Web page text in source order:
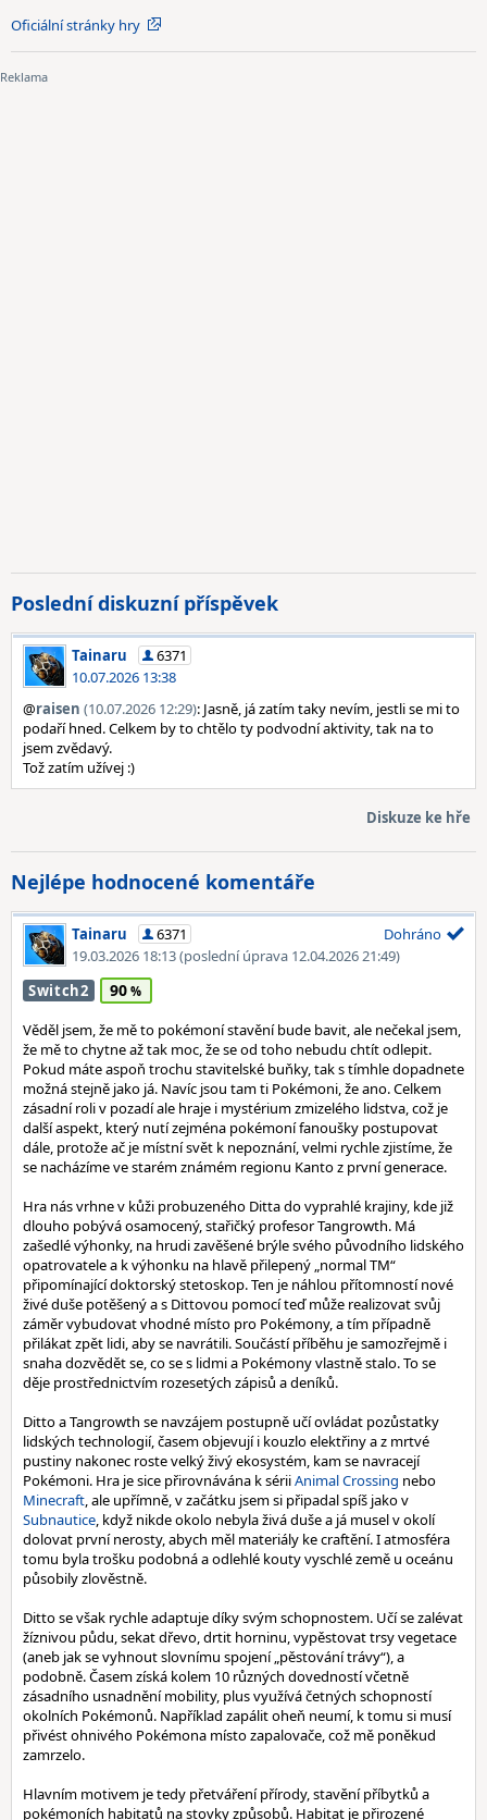
Oficiální stránky hry
Poslední diskuzní příspěvek
Tainaru
6371
10.07.2026 13:38
@raisen (10.07.2026 12:29): Jasně, já zatím taky nevím, jestli se mi to
podaří hned. Celkem by to chtělo ty podvodní aktivity, tak na to
jsem zvědavý.
Tož zatím užívej :)
Diskuze ke hře
Nejlépe hodnocené komentáře
Tainaru
6371
19.03.2026 18:13(poslední úprava 12.04.2026 21:49)
Dohráno
Switch2 90
Věděl jsem, že mě to pokémoní stavění bude bavit, ale nečekal jsem,
že mě to chytne až tak moc, že se od toho nebudu chtít odlepit.
Pokud máte aspoň trochu stavitelské buňky, tak s tímhle dopadnete
možná stejně jako já. Navíc jsou tam ti Pokémoni, že ano. Celkem
zásadní roli v pozadí ale hraje i mystérium zmizelého lidstva, což je
další aspekt, který nutí zejména pokémoní fanoušky postupovat
dále, protože ač je místní svět k nepoznání, velmi rychle zjistíme, že
se nacházíme ve starém známém regionu Kanto z první generace.
Hra nás vrhne v kůži probuzeného Ditta do vyprahlé krajiny, kde již
dlouho pobývá osamocený, stařičký profesor Tangrowth. Má
zašedlé výhonky, na hrudi zavěšené brýle svého původního lidského
opatrovatele a k výhonku na hlavě přilepený „normal TM“
připomínající doktorský stetoskop. Ten je náhlou přítomností nové
živé duše potěšený a s Dittovou pomocí teď může realizovat svůj
záměr vybudovat vhodné místo pro Pokémony, a tím případně
přilákat zpět lidi, aby se navrátili. Součástí příběhu je samozřejmě i
snaha dozvědět se, co se s lidmi a Pokémony vlastně stalo. To se
děje prostřednictvím rozesetých zápisů a deníků.
Ditto a Tangrowth se navzájem postupně učí ovládat pozůstatky
lidských technologií, časem objevují i kouzlo elektřiny a z mrtvé
pustiny nakonec roste velký živý ekosystém, kam se navracejí
Pokémoni. Hra je sice přirovnávána k sériiAnimal Crossing nebo
Minecraft, ale upřímně, v začátku jsem si připadal spíš jako v
Subnautice, když nikde okolo nebyla živá duše a já musel v okolí
dolovat první nerosty, abych měl materiály ke craftění. I atmosféra
tomu byla trošku podobná a odlehlé kouty vyschlé země u oceánu
působily zlověstně.
Ditto se však rychle adaptuje díky svým schopnostem. Učí se zalévat
žíznivou půdu, sekat dřevo, drtit horninu, vypěstovat trsy vegetace
(aneb jak se vyhnout slovnímu spojení „pěstování trávy“), a
podobně. Časem získá kolem 10 různých dovedností včetně
zásadního usnadnění mobility, plus využívá četných schopností
okolních Pokémonů. Například zapálit oheň neumí, k tomu si musí
přivést ohnivého Pokémona místo zapalovače, což mě poněkud
zamrzelo.
Hlavním motivem je tedy přetváření přírody, stavění příbytků a
pokémoních habitatů na stovky způsobů. Habitat je přirozené